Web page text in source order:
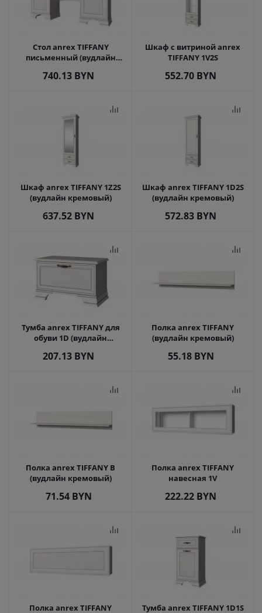
Стол anrex TIFFANY
письменный (вудлайн
740.13 BYN
Шкаф с витриной anrex
TIFFANY 1V2S
552.70 BYN
Шкаф anrex TIFFANY 1Z2S
(вудлайн кремовый)
637.52 BYN
Шкаф anrex TIFFANY 1D2S
(вудлайн кремовый)
572.83 BYN
Тумба anrex TIFFANY для
обуви 1D (вудлайн
207.13 BYN
Полка anrex TIFFANY
(вудлайн кремовый)
55.18BYN
Полка anrex TIFFANY B
(вудлайн кремовый)
71.54BYN
Полка anrex TIFFANY
навесная 1V
222.22 BYN
Полка anrex TIFFANY Тумба anrex TIFFANY 1D1S